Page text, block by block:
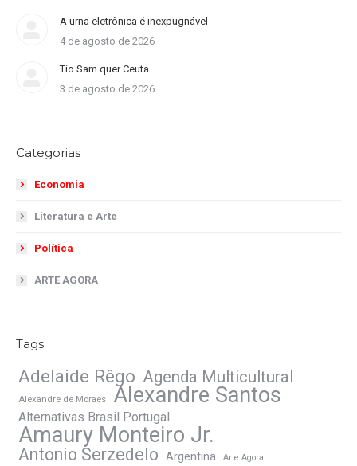
A urna eletrônica é inexpugnável
4 de agosto de 2026
Tio Sam quer Ceuta
3 de agosto de 2026
Categorias
Economia
Literatura e Arte
Política
ARTE AGORA
Tags
Adelaide Rêgo Agenda Multicultural
Alexandre de Moraes Alexandre Santos
Alternativas Brasil Portugal
Amaury Monteiro Jr.
Antonio Serzedelo Argentina Arte Agora